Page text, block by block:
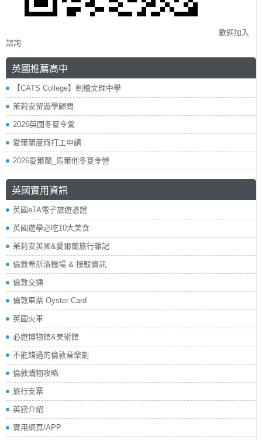
歡迎加入
諮詢
英國推薦高中
【CATS College】劍橋文理中學
茱莉安留遊學顧問
2026英國冬夏令營
愛爾蘭度假打工申請
2026愛爾蘭_馬爾他冬夏令營
英國實用資訊
英國eTA電子旅遊憑證
英國遊學必吃10大美食
茱莉安英國&愛爾蘭旅行雜記
倫敦希斯洛機場 & 接駁資訊
倫敦交通
倫敦車票 Oyster Card
英國火車
必遊博物館&美術館
不能錯過的倫敦音樂劇
倫敦購物攻略
旅行支票
英鎊介紹
實用網頁/APP